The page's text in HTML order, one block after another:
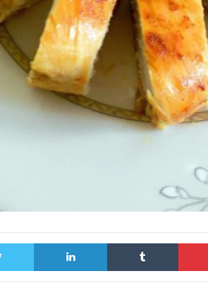
Twitter LinkedIn Tumblr